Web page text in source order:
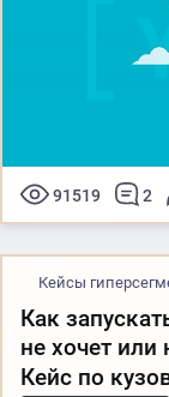
91519 2
Кейсы
Как
не хочет или
Кейс по